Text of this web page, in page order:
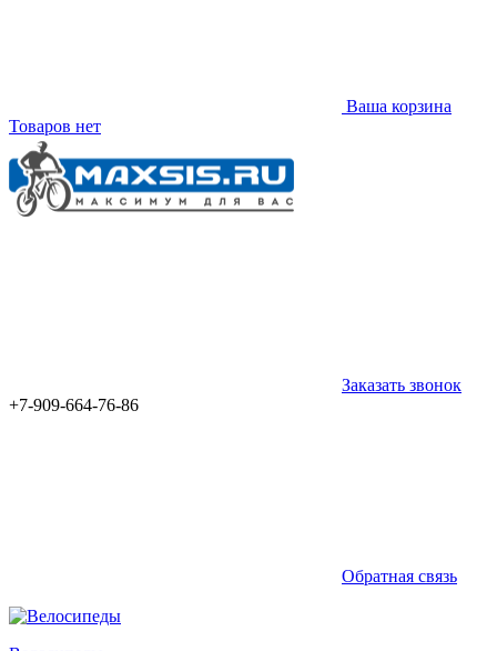
Ваша корзина
Товаров нет
Заказать звонок
+7-909-664-76-86
Обратная связь